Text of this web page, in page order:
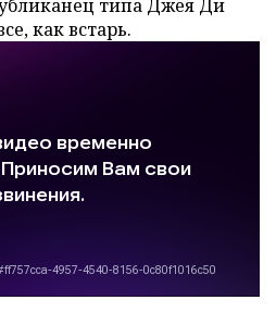
типа Джея Ди
как встарь.